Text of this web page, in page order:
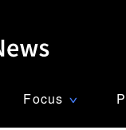
Focus ∨